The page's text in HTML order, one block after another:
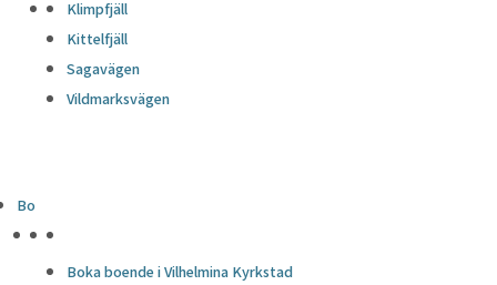
Klimpfjäll
Kittelfjäll
Sagavägen
Vildmarksvägen
Bo
Boka boende i Vilhelmina Kyrkstad